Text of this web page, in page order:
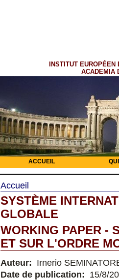
INSTITUT EUROPÉEN
ACADEMIA
ACCUEIL
Accueil
SYSTÈME
GLOBALE
WORKING PAPER -
ET SUR L'ORDRE
Auteur: Irnerio
Date de publication: 15/8/